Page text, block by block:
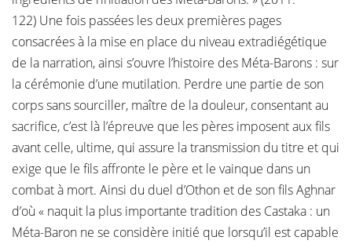
122) Une fois passées les deux premières pages
consacrées à la mise en place du niveau extradiégétique
de la narration, ainsi s’ouvre l’histoire des Méta-Barons : sur
la cérémonie d’une mutilation. Perdre une partie de son
corps sans sourciller, maître de la douleur, consentant au
sacrifice, c’est là l’épreuve que les pères imposent aux fils
avant celle, ultime, qui assure la transmission du titre et qui
exige que le fils affronte le père et le vainque dans un
combat à mort. Ainsi du duel d’Othon et de son fils Aghnar
d’où « naquit la plus importante tradition des Castaka : un
Méta-Baron ne se considère initié que lorsqu’il est capable